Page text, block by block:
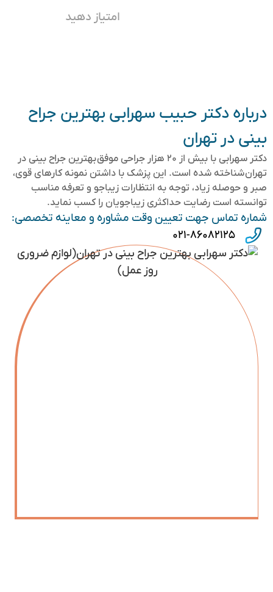
امتیاز دهید
درباره دکتر حبیب سهرابی بهترین جراح
بینی در تهران
دکتر سهرابی با بیش از ۲۰ هزار جراحی موفق بهترین جراح بینی در
تهران شناخته شده است. این پزشک با داشتن نمونه کارهای قوی،
صبر و حوصله زیاد، توجه به انتظارات زیباجو و تعرفه مناسب
توانسته است رضایت حداکثری زیباجویان را کسب نماید.
شماره تماس جهت تعیین وقت مشاوره و معاینه تخصصی:
۰۲۱-۸۶۰۸۲۱۲۵